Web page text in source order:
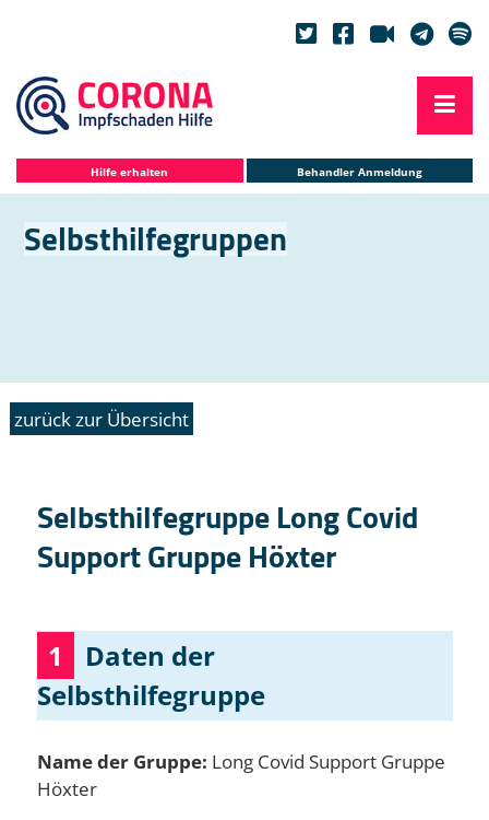
Hilfe erhalten Behandler Anmeldung
Selbsthilfegruppen
zurück zur Übersicht
Selbsthilfegruppe Long Covid
Support Gruppe Höxter
1
Daten der
Selbsthilfegruppe
Name der Gruppe: Long Covid Support Gruppe
Höxter